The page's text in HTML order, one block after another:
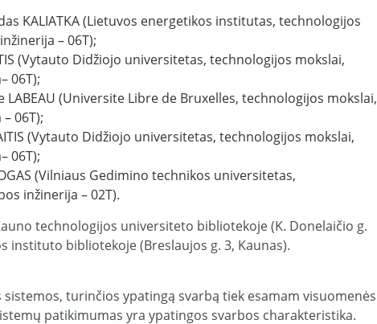
KALIATKA (Lietuvos energetikos institutas, technologijos
– 06T);
(Vytauto Didžiojo universitetas, technologijos mokslai,
06T);
(Universite Libre de Bruxelles, technologijos mokslai,
06T);
(Vytauto Didžiojo universitetas, technologijos mokslai,
06T);
(Vilniaus Gedimino technikos universitetas,
inžinerija – 02T).
technologijos universiteto bibliotekoje (K. Donelaičio g.
instituto bibliotekoje (Breslaujos g. 3, Kaunas).
turinčios ypatingą svarbą tiek esamam visuomenės
patikimumas yra ypatingos svarbos charakteristika.